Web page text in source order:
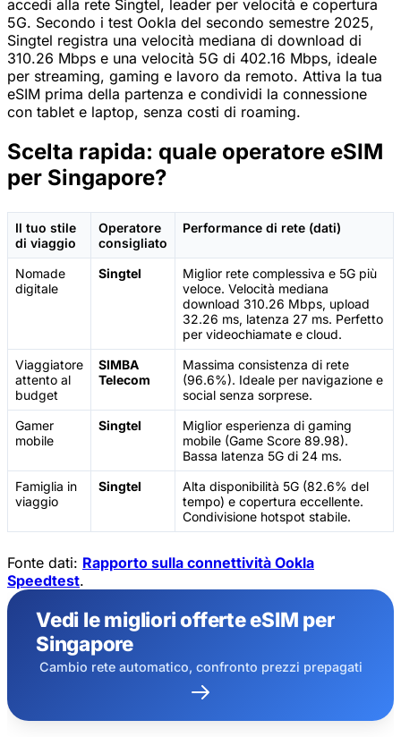
accedi alla rete Singtel, leader per velocità e copertura
5G. Secondo i test Ookla del secondo semestre 2025,
Singtel registra una velocità mediana di download di
310.26 Mbps e una velocità 5G di 402.16 Mbps, ideale
per streaming, gaming e lavoro da remoto. Attiva la tua
eSIM prima della partenza e condividi la connessione
con tablet e laptop, senza costi di roaming.
Scelta rapida: quale operatore eSIM
per Singapore?
Il tuo stile
di viaggio
Operatore
consigliato
Performance di rete (dati)
Nomade
digitale
Singtel
Miglior rete complessiva e 5G più
veloce. Velocità mediana
download 310.26 Mbps, upload
32.26 ms, latenza 27 ms. Perfetto
per videochiamate e cloud.
Viaggiatore
attento al
budget
SIMBA
Telecom
Massima consistenza di rete
(96.6%). Ideale per navigazione e
social senza sorprese.
Gamer
mobile
Singtel
Miglior esperienza di gaming
mobile (Game Score 89.98).
Bassa latenza 5G di 24 ms.
Famiglia in
viaggio
Singtel
Alta disponibilità 5G (82.6% del
tempo) e copertura eccellente.
Condivisione hotspot stabile.
Fonte dati: Rapporto sulla connettività Ookla
Speedtest.
Vedi le migliori offerte eSIM per
Singapore
Cambio rete automatico, confronto prezzi prepagati